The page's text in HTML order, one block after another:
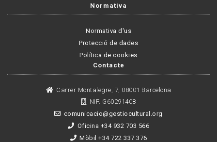
Normativa
Normativa d'us
Protecció de dades
Política de cookies
Contacte
Carrer Montalegre, 7, 08001 Barcelona
NIF. G60291408
comunicacio@gestiocultural.org
Oficina +34 932 703 566
Mòbil +34 722 337 376